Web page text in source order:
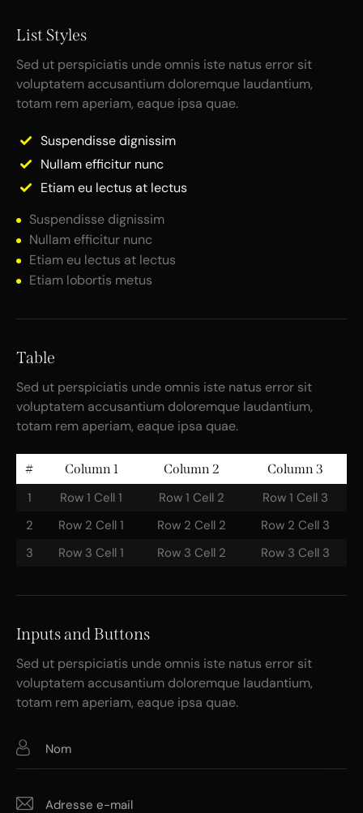
List Styles
Sed ut perspiciatis unde omnis iste natus error sit
voluptatem accusantium doloremque laudantium,
totam rem aperiam, eaque ipsa quae.
Suspendisse dignissim
Nullam efficitur nunc
Etiam eu lectus at lectus
Suspendisse dignissim
Nullam efficitur nunc
Etiam eu lectus at lectus
Etiam lobortis metus
Table
Sed ut perspiciatis unde omnis iste natus error sit
voluptatem accusantium doloremque laudantium,
totam rem aperiam, eaque ipsa quae.
# Column 1 Column 2 Column 3
1 Row 1 Cell 1 Row 1 Cell 2
Row 1 Cell 3
2
Row 2 Cell 1 Row 2 Cell 2
Row 2 Cell 3
3
Row 3 Cell 1 Row 3 Cell 2 Row 3 Cell 3
Inputs and Buttons
Sed ut perspiciatis unde omnis iste natus error sit
voluptatem accusantium doloremque laudantium,
totam rem aperiam, eaque ipsa quae.